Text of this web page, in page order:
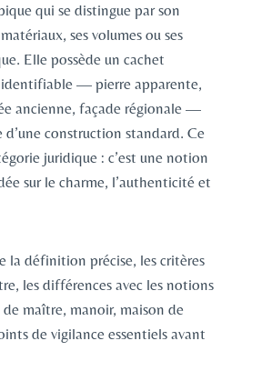
qui se distingue par son
ses volumes ou ses
Elle possède un cachet
— pierre apparente,
ancienne, façade régionale —
construction standard. Ce
juridique : c’est une notion
sur le charme, l’authenticité et
la définition précise, les critères
les différences avec les notions
maître, manoir, maison de
de vigilance essentiels avant